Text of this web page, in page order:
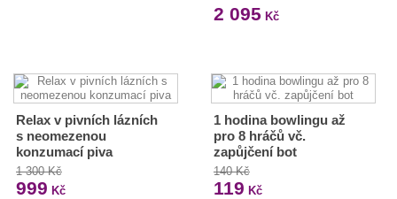
2 095 Kč
Relax v pivních lázních
s neomezenou
konzumací piva
1 300 Kč
999 Kč
1 hodina bowlingu až
pro 8 hráčů vč.
zapůjčení bot
140 Kč
119 Kč